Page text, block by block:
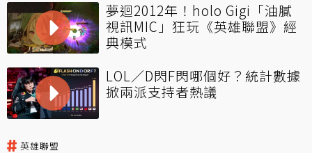
夢迴2012年！holo Gigi「油膩
視訊MIC」狂玩《英雄聯盟》經
典模式
LOL／D閃F閃哪個好？統計數據
掀兩派支持者熱議
英雄聯盟